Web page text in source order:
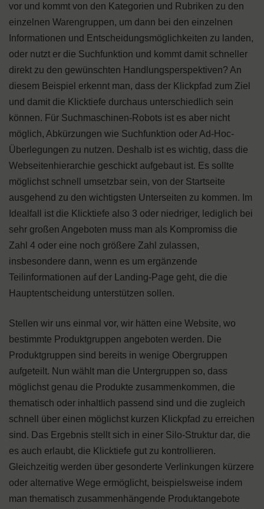
vor und kommt von den Kategorien und Rubriken zu den
einzelnen Warengruppen, um dann bei den einzelnen
Informationen und Entscheidungsmöglichkeiten zu landen,
oder nutzt er die Suchfunktion und kommt damit schneller
direkt zu den gewünschten Handlungsperspektiven? An
diesem Beispiel erkennt man, dass der Klickpfad zum Ziel
und damit die Klicktiefe durchaus unterschiedlich sein
können. Für Suchmaschinen-Robots ist es aber nicht
möglich, Abkürzungen wie Suchfunktion oder Ad-Hoc-
Überlegungen zu nutzen. Deshalb ist es wichtig, dass die
Webseitenhierarchie geschickt aufgebaut ist. Es sollte
möglichst schnell umsetzbar sein, von der Startseite
ausgehend zu den wichtigsten Unterseiten zu kommen. Im
Idealfall ist die Klicktiefe also 3 oder niedriger, lediglich bei
sehr großen Angeboten muss man als Kompromiss die
Zahl 4 oder eine noch größere Zahl zulassen,
insbesondere dann, wenn es um ergänzende
Teilinformationen auf der Landing-Page geht, die die
Hauptentscheidung unterstützen sollen.
Stellen wir uns einmal vor, wir hätten eine Website, wo
bestimmte Produktgruppen angeboten werden. Die
Produktgruppen sind bereits in wenige Obergruppen
aufgeteilt. Nun wählt man die Untergruppen so, dass
möglichst genau die Produkte zusammenkommen, die
thematisch oder inhaltlich passend sind und die zugleich
schnell über einen möglichst kurzen Klickpfad zu erreichen
sind. Das Ergebnis stellt sich in einer Silo-Struktur dar, die
es auch erlaubt, die Klicktiefe gut zu kontrollieren.
Gleichzeitig werden über gesonderte Verlinkungen kürzere
oder alternative Wege ermöglicht, beispielsweise indem
man thematisch zusammenhängende Produktangebote